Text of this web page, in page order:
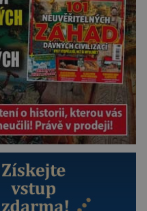
zastáncem stoicismu, učení, […]